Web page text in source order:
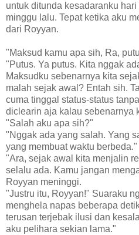
untuk ditunda kesadaranku
minggu lalu. Tepat ketika aku
dari Royyan.
"Maksud kamu apa sih, Ra,
"Putus. Ya putus. Kita nggak
Maksudku sebenarnya kita
malah sejak awal? Entah sih.
cuma tinggal status-status
diclearin aja kalau sebenarnya
"Salah aku apa sih?"
"Nggak ada yang salah. Yang
yang membuat waktu berbeda."
"Ara, sejak awal kita menjalin
selalu ada. Kamu jangan
Royyan meninggi.
"Justru itu, Royyan!" Suaraku
menghela napas beberapa
terusan terjebak ilusi dan
aku pelihara sekian lama."